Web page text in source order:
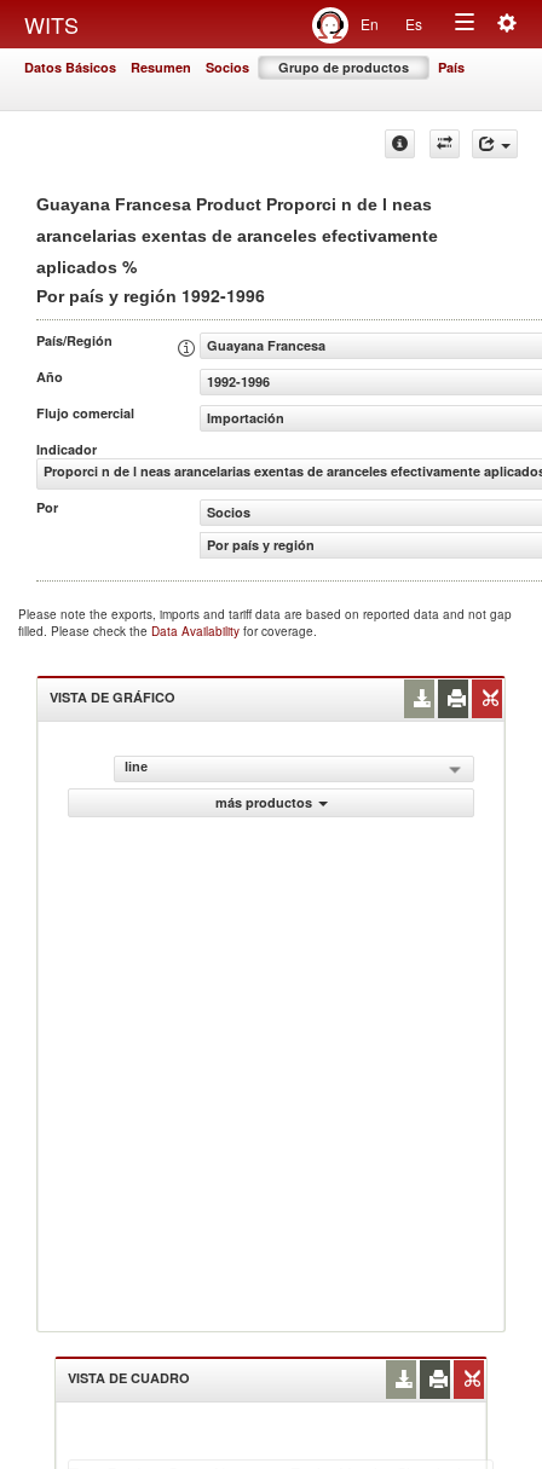
WITS En Es
Toggle
Datos Básicos Resumen Socios Grupo de productos País
Guayana Francesa Product Proporci n de l neas
arancelarias exentas de aranceles efectivamente
aplicados %
Por país y región 1992-1996
País/Región
Guayana Francesa
Año
1992-1996
Flujo comercial
Importación
Indicador
Proporci n de l neas arancelarias exentas de aranceles efectivamente
Por
Socios
Por país y región
Please note the exports, imports and tariff data are based on reported data and not gap
filled. Please check the Data Availability for coverage.
VISTA DE GRÁFICO
line
más productos
VISTA DE CUADRO